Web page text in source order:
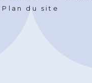
Plan du site